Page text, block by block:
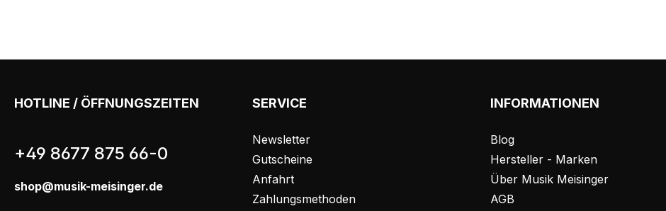
HOTLINE / ÖFFNUNGSZEITEN
+49 8677 875 66-0
shop@musik-meisinger.de
SERVICE
Newsletter
Gutscheine
Anfahrt
Zahlungsmethoden
INFORMATIONEN
Blog
Hersteller - Marken
Über Musik Meisinger
AGB